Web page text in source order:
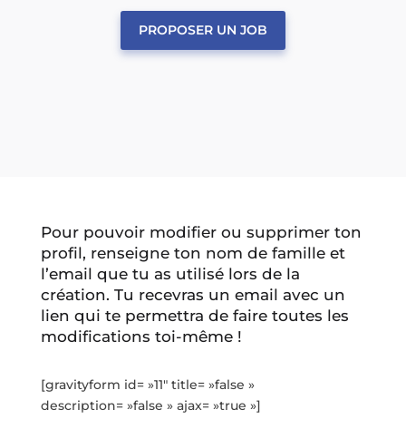
PROPOSER UN JOB
Pour pouvoir modifier ou supprimer ton
profil, renseigne ton nom de famille et
l’email que tu as utilisé lors de la
création. Tu recevras un email avec un
lien qui te permettra de faire toutes les
modifications toi-même !
[gravityform id= »11″ title= »false »
description= »false » ajax= »true »]